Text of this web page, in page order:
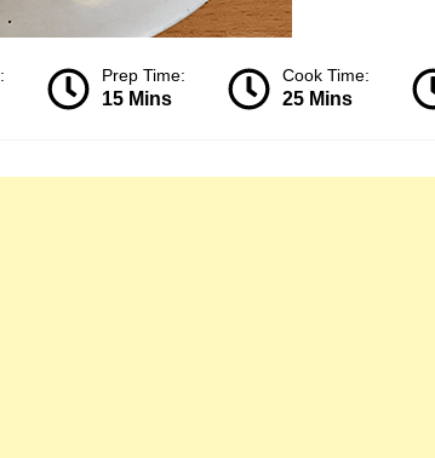
Prep Time:
15 Mins
Cook Time:
25 Mins